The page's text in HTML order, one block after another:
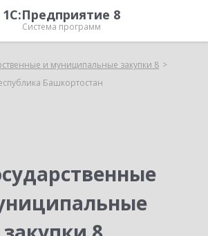
1С:Предприятие 8
Система программ
и муниципальные закупки 8
Башкортостан